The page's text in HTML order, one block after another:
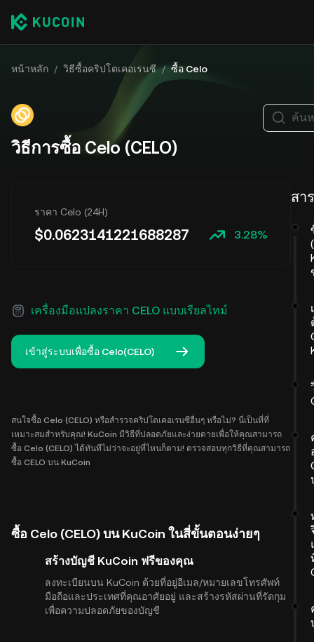
หน้าหลัก / วิธีซื้อคริปโตเคอเรนซี / ซื้อ Celo
วิธีการซื้อ Celo (CELO)
ราคา Celo (24H)
$0.0623141221688287 3.28%
เครื่องมือแปลงราคา CELO แบบเรียลไทม์
เข้าสู่ระบบเพื่อซื้อ Celo(CELO)
สนใจซื้อ Celo (CELO) หรือสำรวจคริปโตเคอเรนซีอื่นๆ หรือไม่? นี่เป็นที่ที่
เหมาะสมสำหรับคุณ! KuCoin มีวิธีที่ปลอดภัยและง่ายดายเพื่อให้คุณสามารถ
ซื้อ Celo (CELO) ได้ทันทีไม่ว่าจะอยู่ที่ไหนก็ตาม! ตรวจสอบทุกวิธีที่คุณสามารถ
ซื้อ CELO บน KuCoin
ซื้อ Celo (CELO) บน KuCoin ในสี่ขั้นตอนง่ายๆ
สร้างบัญชี KuCoin ฟรีของคุณ
ลงทะเบียนบน KuCoin ด้วยที่อยู่อีเมล/หมายเลขโทรศัพท์
มือถือและประเทศที่คุณอาศัยอยู่ และสร้างรหัสผ่านที่รัดกุม
เพื่อความปลอดภัยของบัญชี
ค้น
สา